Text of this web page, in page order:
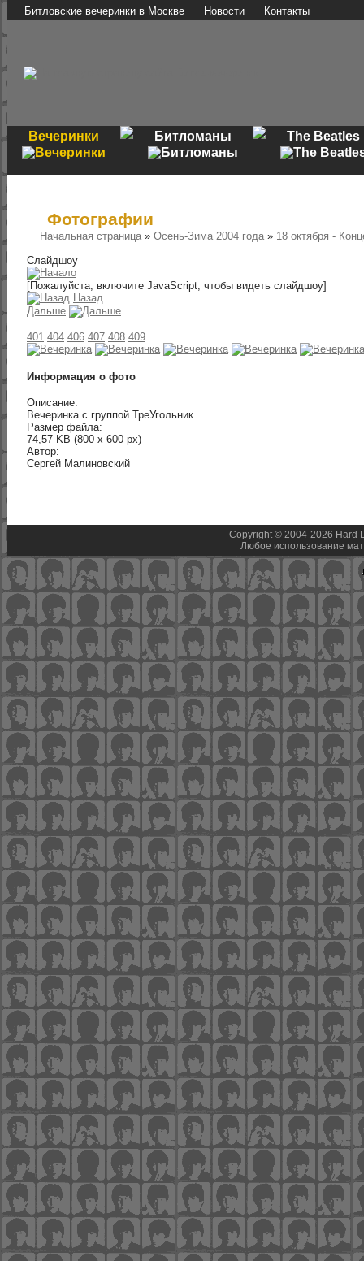
Битловские вечеринки в Москве Новости Контакты
Вечеринки Битломаны The Beatles
Фотографии
Начальная страница» Осень-Зима 2004 года» 18 октября -
Слайдшоу
[Пожалуйста, включите JavaScript, чтобы видеть слайдшоу]
Назад
Дальше
401 404 406 407 408 409
Информация о фото
Описание:
Вечеринка с группой ТреУгольник.
Размер файла:
74,57 KB (800 x 600 px)
Автор:
Сергей Малиновский
Copyright © 2004-2026 Hard
Любое использование